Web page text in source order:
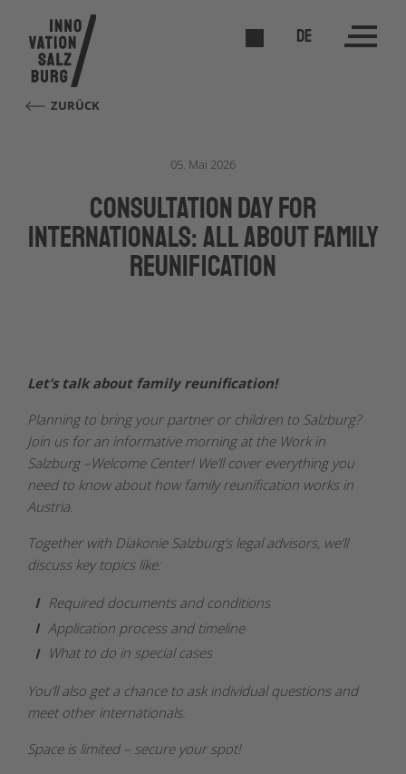
DE
ZURÜCK
05. Mai 2026
Consultation Day for
Internationals: All about family
reunification
Let’s talk about family reunification!
Planning to bring your partner or children to Salzburg?
Join us for an informative morning at the Work in
Salzburg –Welcome Center! We’ll cover everything you
need to know about how family reunification works in
Austria.
Together with Diakonie Salzburg’s legal advisors, we’ll
discuss key topics like:
Required documents and conditions
Application process and timeline
What to do in special cases
You’ll also get a chance to ask individual questions and
meet other internationals.
Space is limited – secure your spot!